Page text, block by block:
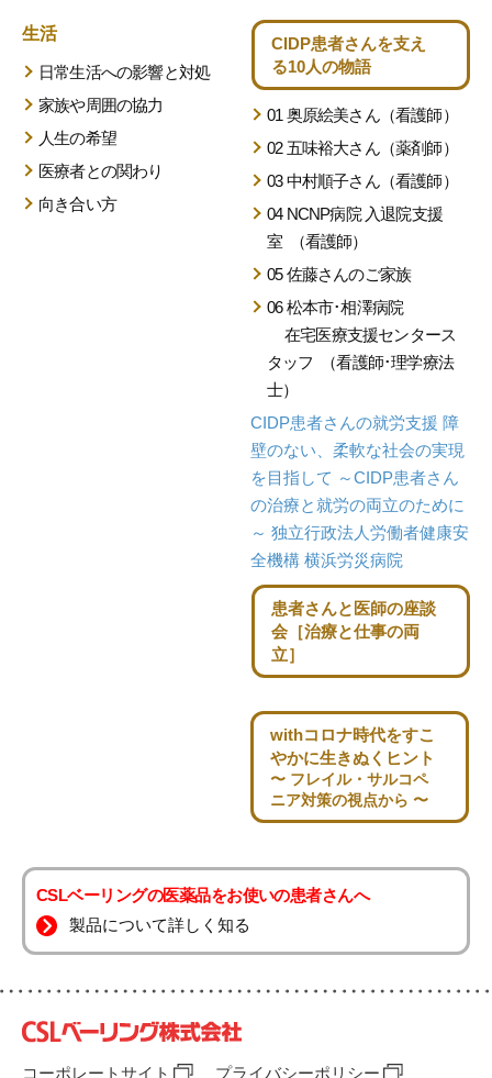
生活
日常生活への影響と対処
家族や周囲の協力
人生の希望
医療者との関わり
向き合い方
CIDP患者さんを支え
る10人の物語
01 奥原絵美さん（看護師）
02 五味裕大さん（薬剤師）
03 中村順子さん（看護師）
04 NCNP病院 入退院支援
室 （看護師）
05 佐藤さんのご家族
06 松本市･相澤病院
在宅医療支援センタース
タッフ
（看護師･理学療法
士）
CIDP患者さんの就労支援 障
壁のない、柔軟な社会の実現
を目指して ～CIDP患者さん
の治療と就労の両立のために
～ 独立行政法人労働者健康安
全機構 横浜労災病院
患者さんと医師の座談
会［治療と仕事の両
立］
withコロナ時代をすこ
やかに生きぬくヒント
〜 フレイル・サルコペ
ニア対策の視点から 〜
CSLベーリングの医薬品をお使いの患者さんへ
製品について詳しく知る
コーポレートサイト プライバシーポリシー